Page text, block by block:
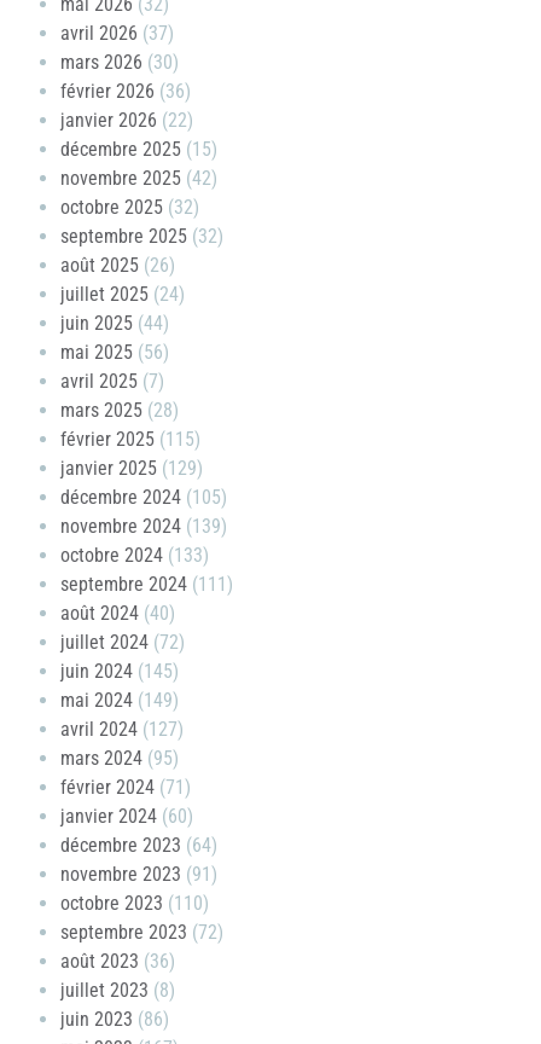
avril 2026 (37)
mars 2026 (30)
février 2026 (36)
janvier 2026 (22)
décembre 2025 (15)
novembre 2025 (42)
octobre 2025 (32)
septembre 2025 (32)
août 2025 (26)
juillet 2025 (24)
juin 2025 (44)
mai 2025 (56)
avril 2025 (7)
mars 2025 (28)
février 2025 (115)
janvier 2025 (129)
décembre 2024 (105)
novembre 2024 (139)
octobre 2024 (133)
septembre 2024 (111)
août 2024 (40)
juillet 2024 (72)
juin 2024 (145)
mai 2024 (149)
avril 2024 (127)
mars 2024 (95)
février 2024 (71)
janvier 2024 (60)
décembre 2023 (64)
novembre 2023 (91)
octobre 2023 (110)
septembre 2023 (72)
août 2023 (36)
juillet 2023 (8)
juin 2023 (86)